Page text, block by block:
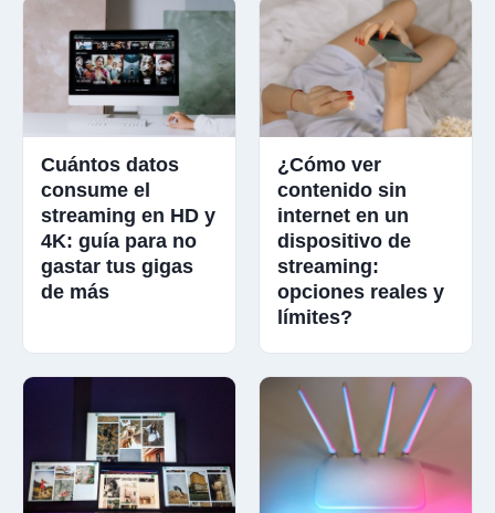
Cuántos datos
consume el
streaming en HD y
4K: guía para no
gastar tus gigas
de más
¿Cómo ver
contenido sin
internet en un
dispositivo de
streaming:
opciones reales y
límites?